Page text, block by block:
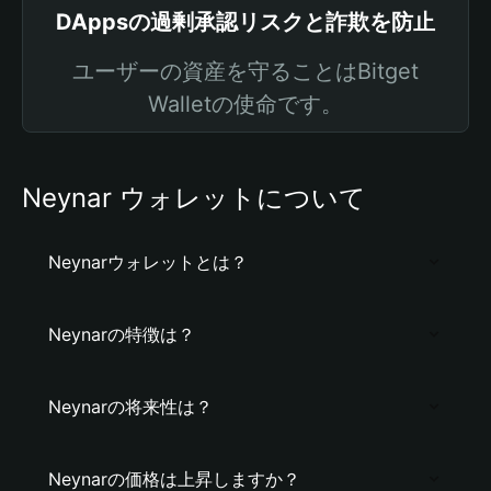
DAppsの過剰承認リスクと詐欺を防止
ユーザーの資産を守ることはBitget
Walletの使命です。
Neynar ウォレットについて
Neynarウォレットとは？
Neynarの特徴は？
Neynarの将来性は？
Neynarの価格は上昇しますか？